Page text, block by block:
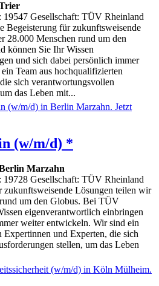
19547 Gesellschaft: TÜV Rheinland
Begeisterung für zukunftsweisende
28.000 Menschen rund um den
können Sie Ihr Wissen
und sich dabei persönlich immer
Team aus hochqualifizierten
sich verantwortungsvollen
das Leben mit...
(w/m/d) *
Marzahn
19728 Gesellschaft: TÜV Rheinland
Lösungen teilen wir
um den Globus. Bei TÜV
eigenverantwortlich einbringen
weiter entwickeln. Wir sind ein
Expertinnen und Experten, die sich
stellen, um das Leben